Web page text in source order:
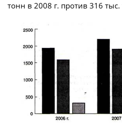
тонн в 2008 г. против 316